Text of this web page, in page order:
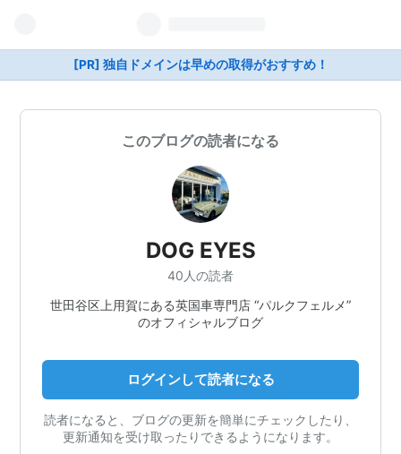
[PR] 独自ドメインは早めの取得がおすすめ！
このブログの読者になる
DOG EYES
40人の読者
世田谷区上用賀にある英国車専門店 “パルクフェルメ”
のオフィシャルブログ
ログインして読者になる
読者になると、ブログの更新を簡単にチェックしたり、
更新通知を受け取ったりできるようになります。